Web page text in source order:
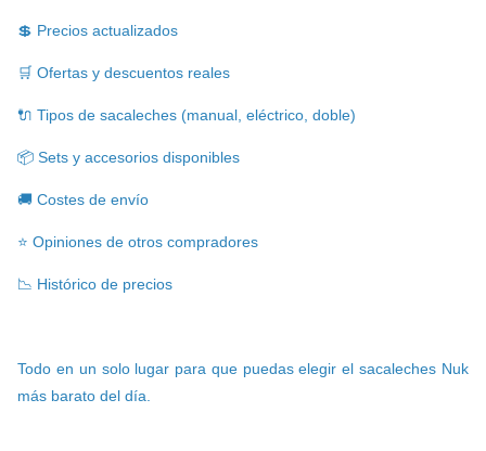
💲 Precios actualizados
🛒 Ofertas y descuentos reales
🔌 Tipos de sacaleches (manual, eléctrico, doble)
📦 Sets y accesorios disponibles
🚚 Costes de envío
⭐ Opiniones de otros compradores
📉 Histórico de precios
Todo en un solo lugar para que puedas elegir el sacaleches Nuk
más barato del día.